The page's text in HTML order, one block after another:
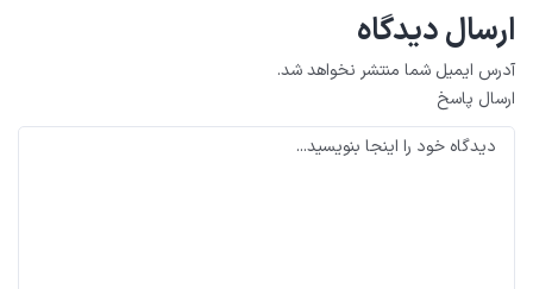
ارسال دیدگاه
آدرس ایمیل شما منتشر نخواهد شد.
ارسال پاسخ